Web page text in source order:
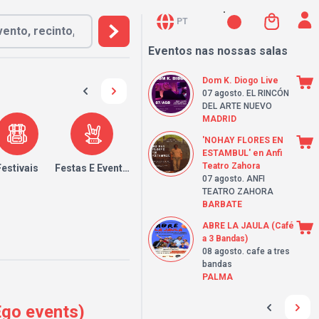
Festas E Eventos
events)
PT
Eventos nas nossas salas
Dom K. Diogo Live
07 agosto. EL RINCÓN
DEL ARTE NUEVO
MADRID
'NOHAY FLORES EN
ESTAMBUL' en Anfi
Teatro Zahora
07 agosto. ANFI
TEATRO ZAHORA
BARBATE
ABRE LA JAULA (Café
a 3 Bandas)
08 agosto. cafe a tres
bandas
PALMA